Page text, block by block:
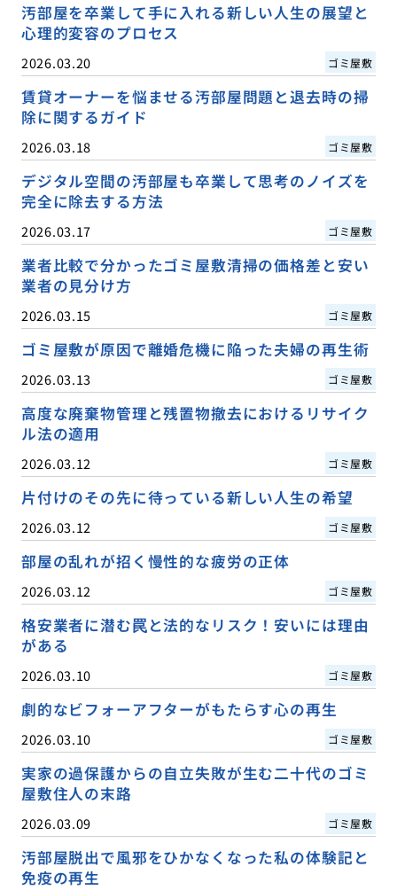
汚部屋を卒業して手に入れる新しい人生の展望と
心理的変容のプロセス
2026.03.20 ゴミ屋敷
賃貸オーナーを悩ませる汚部屋問題と退去時の掃
除に関するガイド
2026.03.18 ゴミ屋敷
デジタル空間の汚部屋も卒業して思考のノイズを
完全に除去する方法
2026.03.17 ゴミ屋敷
業者比較で分かったゴミ屋敷清掃の価格差と安い
業者の見分け方
2026.03.15 ゴミ屋敷
ゴミ屋敷が原因で離婚危機に陥った夫婦の再生術
2026.03.13 ゴミ屋敷
高度な廃棄物管理と残置物撤去におけるリサイク
ル法の適用
2026.03.12 ゴミ屋敷
片付けのその先に待っている新しい人生の希望
2026.03.12 ゴミ屋敷
部屋の乱れが招く慢性的な疲労の正体
2026.03.12 ゴミ屋敷
格安業者に潜む罠と法的なリスク！安いには理由
がある
2026.03.10 ゴミ屋敷
劇的なビフォーアフターがもたらす心の再生
2026.03.10 ゴミ屋敷
実家の過保護からの自立失敗が生む二十代のゴミ
屋敷住人の末路
2026.03.09 ゴミ屋敷
汚部屋脱出で風邪をひかなくなった私の体験記と
免疫の再生